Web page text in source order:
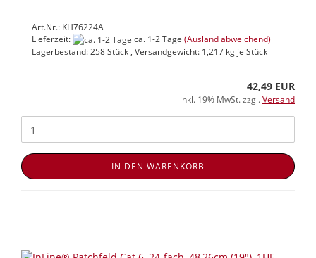
Art.Nr.: KH76224A
Lieferzeit:
ca. 1-2 Tage (Ausland abweichend)
Lagerbestand: 258 Stück , Versandgewicht: 1,217 kg je Stück
42,49 EUR
inkl. 19% MwSt. zzgl.Versand
IN DEN WARENKORB